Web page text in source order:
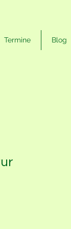
Termine Blog